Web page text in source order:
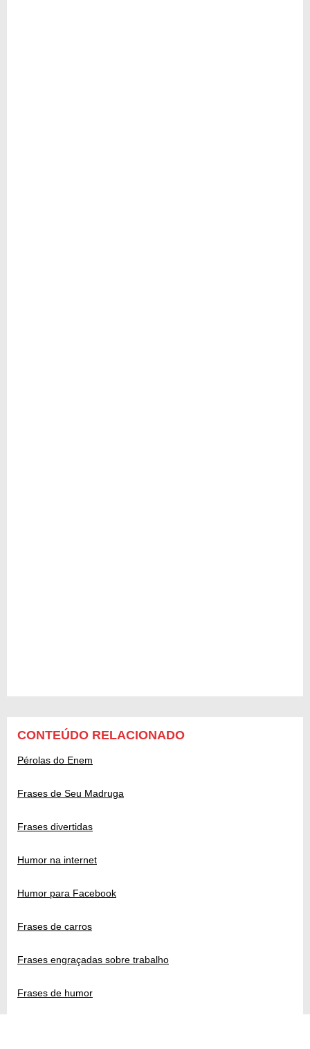
CONTEÚDO RELACIONADO
Pérolas do Enem
Frases de Seu Madruga
Frases divertidas
Humor na internet
Humor para Facebook
Frases de carros
Frases engraçadas sobre trabalho
Frases de humor